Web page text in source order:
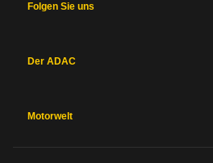
Folgen Sie uns
Der ADAC
Motorwelt